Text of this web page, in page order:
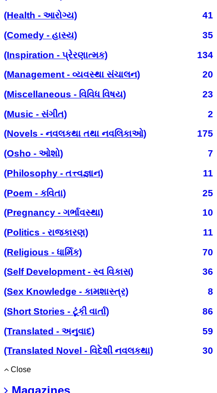
(Health - આરોગ્ય)
41
(Comedy - હાસ્ય)
35
(Inspiration - પ્રેરણાત્મક)
134
(Management - વ્યવસ્થા સંચાલન)
20
(Miscellaneous - વિવિધ વિષય)
23
(Music - સંગીત)
2
(Novels - નવલકથા તથા નવલિકાઓ)
175
(Osho - ઓશો)
7
(Philosophy - તત્ત્વજ્ઞાન)
11
(Poem - કવિતા)
25
(Pregnancy - ગર્ભાવસ્થા)
10
(Politics - રાજકારણ)
11
(Religious - ધાર્મિક)
70
(Self Development - સ્વ વિકાસ)
36
(Sex Knowledge - કામશાસ્ત્ર)
8
(Short Stories - ટૂંકી વાર્તા)
86
(Translated - અનુવાદ)
59
(Translated Novel - વિદેશી નવલકથા)
30
Close
Magazines